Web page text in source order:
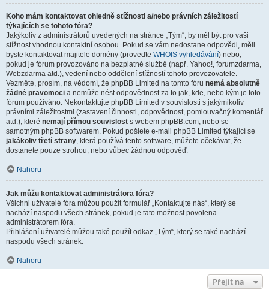
Koho mám kontaktovat ohledně stížnosti a/nebo právních záležitostí
týkajících se tohoto fóra?
Jakýkoliv z administrátorů uvedených na stránce „Tým“, by měl být pro vaši
stížnost vhodnou kontaktní osobou. Pokud se vám nedostane odpovědi, měli
byste kontaktovat majitele domény (proveďte WHOIS vyhledávání) nebo,
pokud je fórum provozováno na bezplatné službě (např. Yahoo!, forumzdarma,
Webzdarma atd.), vedení nebo oddělení stížností tohoto provozovatele.
Vezměte, prosím, na vědomí, že phpBB Limited na tomto fóru nemá absolutně
žádné pravomoci a nemůže nést odpovědnost za to jak, kde, nebo kým je toto
fórum používáno. Nekontaktujte phpBB Limited v souvislosti s jakýmikoliv
právními záležitostmi (zastavení činnosti, odpovědnost, pomlouvačný komentář
atd.), které nemají přímou souvislost s webem phpBB.com, nebo se
samotným phpBB softwarem. Pokud pošlete e-mail phpBB Limited týkající se
jakákoliv třetí strany, která používá tento software, můžete očekávat, že
dostanete pouze strohou, nebo vůbec žádnou odpověď.
Nahoru
Jak můžu kontaktovat administrátora fóra?
Všichni uživatelé fóra můžou použít formulář „Kontaktujte nás“, který se
nachází naspodu všech stránek, pokud je tato možnost povolena
administrátorem fóra.
Přihlášení uživatelé můžou také použít odkaz „Tým“, který se také nachází
naspodu všech stránek.
Nahoru
Přejít na